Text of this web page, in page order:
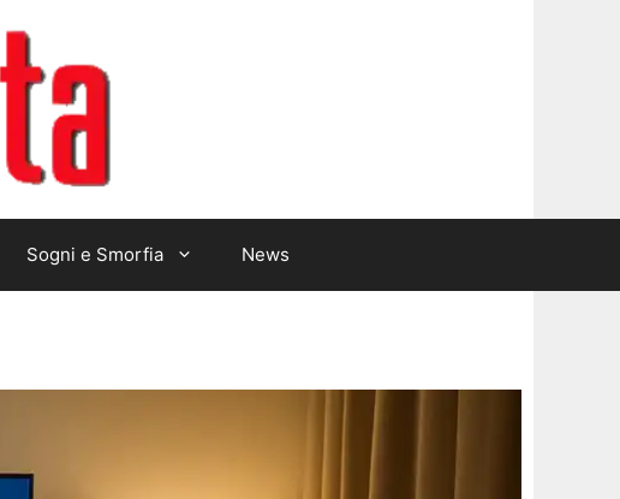
Sogni e Smorfia News